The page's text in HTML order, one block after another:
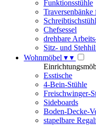
Funktionsstühle
Traversenbänke
Chefsessel
drehbare
Sitz- und
Wohnmöbel ▾ ▾
Esstische
4-Bein-Stühle
Freischwinger-
Sideboards
Boden-Decke-
stapelbare